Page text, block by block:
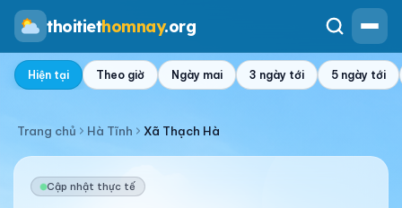
thoitiethomnay.org
Hiện tại Theo giờ Ngày mai 3 ngày tới 5 ngày tới
Trang chủ Hà Tĩnh Xã Thạch Hà
Cập nhật thực tế